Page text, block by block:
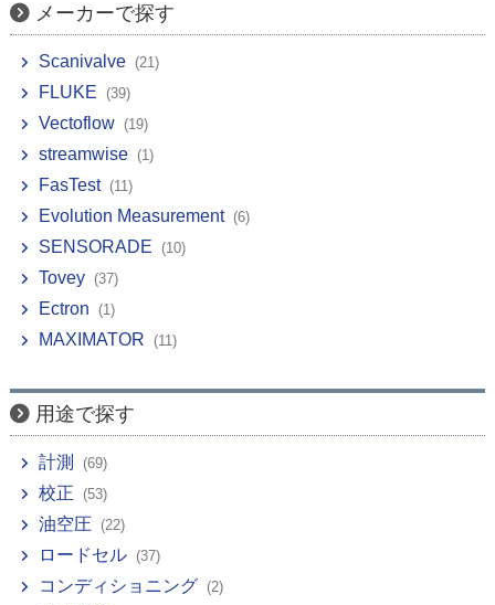
メーカーで探す
Scanivalve (21)
FLUKE (39)
Vectoflow (19)
streamwise (1)
FasTest (11)
Evolution Measurement (6)
SENSORADE (10)
Tovey (37)
Ectron (1)
MAXIMATOR (11)
用途で探す
計測 (69)
校正 (53)
油空圧 (22)
ロードセル (37)
コンディショニング (2)